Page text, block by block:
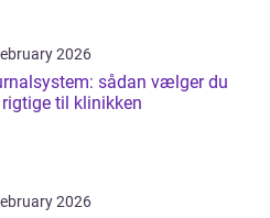
2026
sådan vælger du
til klinikken
2026